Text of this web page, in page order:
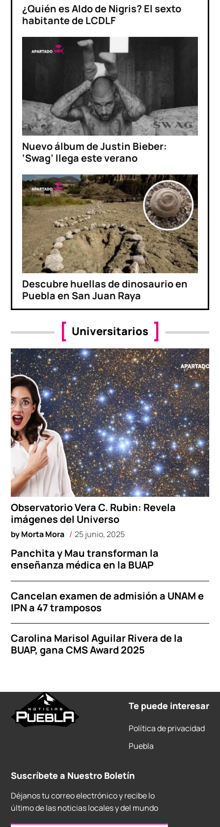
¿Quién es Aldo de Nigris? El sexto
habitante de LCDLF
Nuevo álbum de Justin Bieber:
‘Swag’ llega este verano
Descubre huellas de dinosaurio en
Puebla en San Juan Raya
Universitarios
Observatorio Vera C. Rubin: Revela
imágenes del Universo
byMorta Mora 25 junio, 2025
Panchita y Mau transforman la
enseñanza médica en la BUAP
Cancelan examen de admisión a UNAM e
IPN a 47 tramposos
Carolina Marisol Aguilar Rivera de la
BUAP, gana CMS Award 2025
Te puede interesar
Política de privacidad
Puebla
Suscríbete a Nuestro Boletín
Déjanos tu correo electrónico y recibe lo
último de las noticias locales y del mundo